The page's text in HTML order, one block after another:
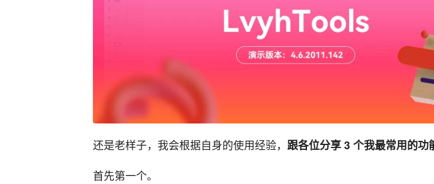
还是老样子，我会根据自身的使用经验， 跟各位分享 3 个我最常用的功
首先第一个。